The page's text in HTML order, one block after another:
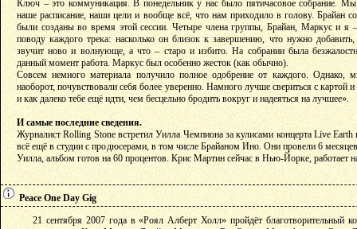
Ключ – это коммуникация. В понедельник у нас было пятичасовое собрание.
наше расписание, наши цели и вообще всё, что нам приходило в голову. Брайан
были созданы во время этой сессии. Четыре члена группы, Брайан, Маркус и я
поводу каждого трека: насколько он близок к завершению, что нужно
звучит ново и волнующе, а что – старо и избито. На собрании была
данный момент работа. Маркус был особенно жесток (как обычно).
Совсем немного материала получило полное одобрение от каждого. Однако,
наоборот, почувствовали себя более уверенно. Намного лучше свериться с картой
и как далеко тебе ещё идти, чем бесцельно бродить вокруг и надеяться на лучшее».
И самые последние сведения.
Журналист Rolling Stone встретил Уилла Чемпиона за кулисами концерта Live
всё ещё в студии с продюсерами, в том числе Брайаном Ино. Они провели 6
Уилла, альбом готов на 60 процентов. Крис Мартин сейчас в Нью-Йорке, работает
Peace One Day Gig
21 сентября 2007 года в «Роял Алберт Холл» пройдёт благотворительный